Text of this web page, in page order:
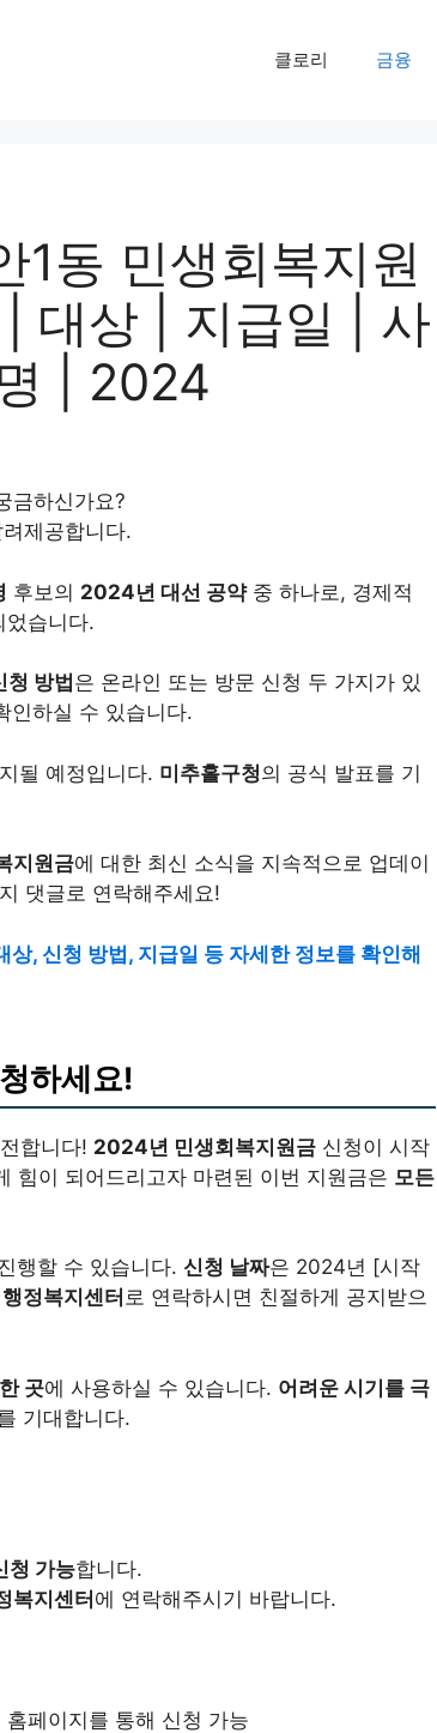
클로리 금융
1동 민생회복지원
대상 | 지급일 | 사
| 2024
금하신가요?
제공합니다.
후보의 2024년 대선 공약중 하나로, 경제적
었습니다.
청 방법 은 온라인 또는 방문 신청 두 가지가 있
인하실 수 있습니다.
될 예정입니다. 미추홀구청의 공식 발표를 기
지원금에 대한 최신 소식을 지속적으로 업데이
댓글로 연락해주세요!
, 신청 방법, 지급일 등 자세한 정보를 확인해
하세요!
합니다! 2024년 민생회복지원금 신청이 시작
힘이 되어드리고자 마련된 이번 지원금은 모든
행할 수 있습니다. 신청 날짜은 2024년 [시작
정복지센터 로 연락하시면 친절하게 공지받으
곳에 사용하실 수 있습니다. 어려운 시기를 극
기대합니다.
청 가능합니다.
복지센터에 연락해주시기 바랍니다.
페이지를 통해 신청 가능